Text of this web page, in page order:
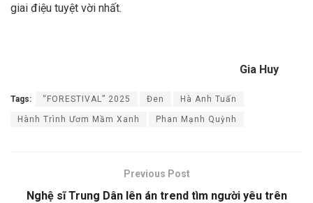
giai điệu tuyệt vời nhất.
Gia Huy
Tags: “FORESTIVAL” 2025 Đen Hà Anh Tuấn
Hành Trình Ươm Mầm Xanh Phan Mạnh Quỳnh
Previous Post
Nghệ sĩ Trung Dân lên án trend tìm người yêu trên